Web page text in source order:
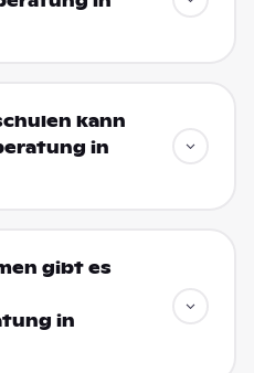
kann
in
gibt es
in